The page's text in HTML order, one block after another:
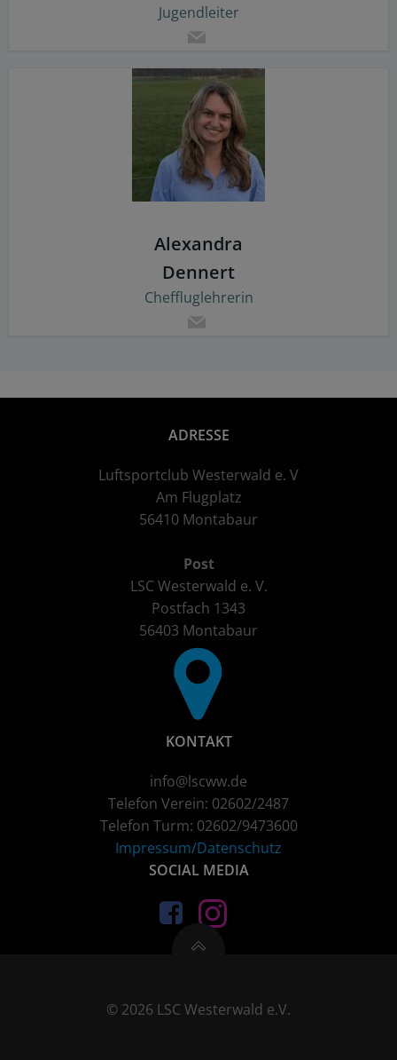
Jugendleiter
Alexandra
Dennert
Cheffluglehrerin
ADRESSE
Luftsportclub Westerwald e. V
Am Flugplatz
56410 Montabaur
Post
LSC Westerwald e. V.
Postfach 1343
56403 Montabaur
KONTAKT
info@lscww.de
Telefon Verein: 02602/2487
Telefon Turm: 02602/9473600
Impressum/Datenschutz
SOCIAL MEDIA
© 2026 LSC Westerwald e.V.